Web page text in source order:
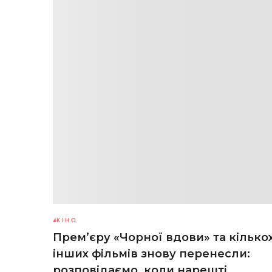
КІНО
Прем’єру «Чорної вдови» та
інших фільмів знову перенесли: